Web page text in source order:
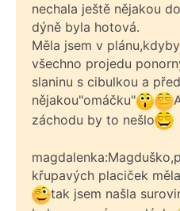
nechala ještě nějakou
dýně byla hotová.
Měla jsem v
všechno projedu
slaninu s cibulkou a
nějakou"omáčku"
záchodu by to nešlo
křupavých placiček
tak jsem našla